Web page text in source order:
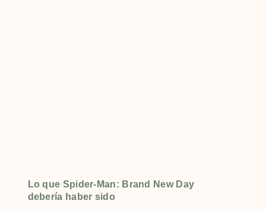
Lo que Spider-Man: Brand New Day
debería haber sido